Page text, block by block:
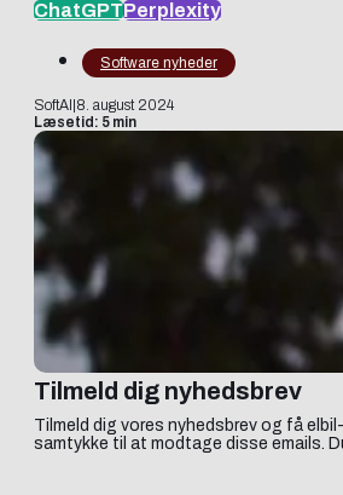
ChatGPTPerplexity
Software nyheder
SoftAI 8. august 2024
Læsetid: 5 min
Tilmeld dig nyhedsbrev
Tilmeld dig vores nyhedsbrev og få
samtykke til at modtage disse emails.